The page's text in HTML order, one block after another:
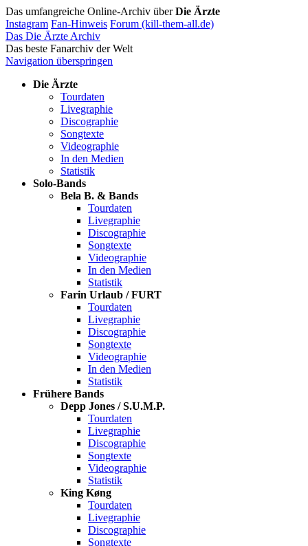
Das umfangreiche Online-Archiv überDie Ärzte
Instagram Fan-Hinweis Forum (kill-them-all.de)
Das Die Ärzte Archiv
Das beste Fanarchiv der Welt
Navigation überspringen
Die Ärzte
Tourdaten
Livegraphie
Discographie
Songtexte
Videographie
In den Medien
Statistik
Solo-Bands
Bela B. & Bands
Tourdaten
Livegraphie
Discographie
Songtexte
Videographie
In den Medien
Statistik
Farin Urlaub / FURT
Tourdaten
Livegraphie
Discographie
Songtexte
Videographie
In den Medien
Statistik
Frühere Bands
Depp Jones / S.U.M.P.
Tourdaten
Livegraphie
Discographie
Songtexte
Videographie
Statistik
King Køng
Tourdaten
Livegraphie
Discographie
Songtexte